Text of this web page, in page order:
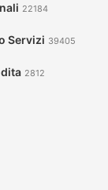
22184
Servizi 39405
2812